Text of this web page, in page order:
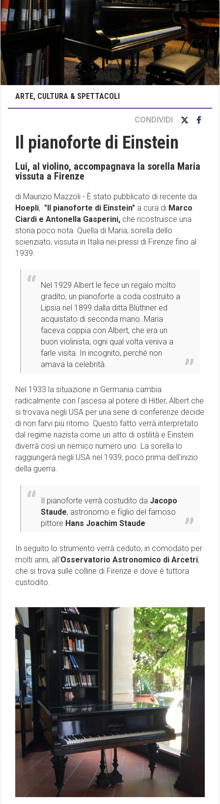
ARTE, CULTURA & SPETTACOLI
CONDIVIDI
Il pianoforte di Einstein
Lui, al violino, accompagnava la sorella Maria
vissuta a Firenze
di Maurizio Mazzoli - È stato pubblicato di recente da
Hoepli, "Il pianoforte di Einstein" a cura di Marco
Ciardi e Antonella Gasperini, che ricostruisce una
storia poco nota. Quella di Maria, sorella dello
scienziato, vissuta in Italia nei pressi di Firenze fino al
1939.
Nel 1929 Albert le fece un regalo molto
gradito, un pianoforte a coda costruito a
Lipsia nel 1899 dalla ditta Blüthner ed
acquistato di seconda mano. Maria
faceva coppia con Albert, che era un
buon violinista, ogni qual volta veniva a
farle visita. In incognito, perché non
amava la celebrità.
Nel 1933 la situazione in Germania cambia
radicalmente con l'ascesa al potere di Hitler, Albert che
si trovava negli USA per una serie di conferenze decide
di non farvi più ritorno. Questo fatto verrà interpretato
dal regime nazista come un atto di ostilità e Einstein
diverrà così un nemico numero uno. La sorella lo
raggiungerà negli USA nel 1939, poco prima dell'inizio
della guerra.
Il pianoforte verrà costudito da Jacopo
Staude, astronomo e figlio del famoso
pittore Hans Joachim Staude
In seguito lo strumento verrà ceduto, in comodato per
molti anni, all'Osservatorio Astronomico di Arcetri,
che si trova sulle colline di Firenze e dove è tuttora
custodito.